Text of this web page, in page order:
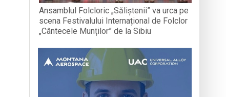
Ansamblul Folcloric „Săliștenii” va urca pe
scena Festivalului Internațional de Folclor
„Cântecele Munților” de la Sibiu